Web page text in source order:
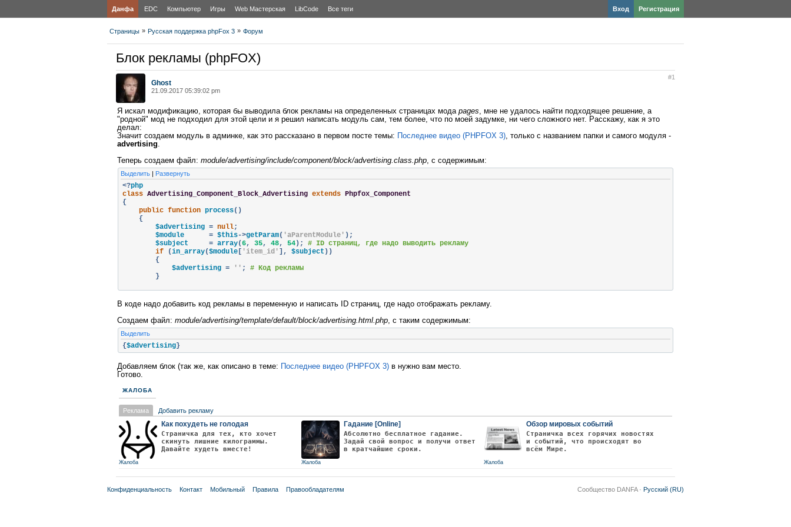
Данфа EDC Компьютер Игры Web Мастерская LibCode Все теги Регистрация
Вход
Страницы » Русская поддержка phpFox 3 » Форум
Блок рекламы (phpFOX)
Ghost
21.09.2017 05:39:02 pm
#1
Я искал модификацию, которая бы выводила блок рекламы на определенных страницах мода pages, мне не удалось найти подходящее решение, а
"родной" мод не подходил для этой цели и я решил написать модуль сам, тем более, что по моей задумке, ни чего сложного нет. Расскажу, как я это
делал:
Значит создаем модуль в админке, как это рассказано в первом посте темы: Последнее видео (PHPFOX 3), только с названием папки и самого модуля -
advertising.
Теперь создаем файл: module/advertising/include/component/block/advertising.class.php, с содержимым:
Выделить | Развернуть
<?
class Advertising_Component_Block_Advertising extends Phpfox_Component
{
public function process()
{
$advertising = null;
$module = $this->getParam( 'aParentModule' );
$subject = array(6, 35, 48, 54);
# ID страниц, где надо выводить рекламу
if
(in_array($module [ 'item_id' ], $subject ))
{
$advertising = '' ;
# Код рекламы
}
if (empty($advertising))
{
false
}
$this
'sHeader'
'advertising'
=> $advertising
);
}
}
В коде надо добавить код рекламы в переменную и написать ID страниц, где надо отображать рекламу.
Создаем файл: module/advertising/template/default/block/advertising.html.php, с таким содержимым:
Выделить
{$advertising}
Добавляем блок (так же, как описано в теме: Последнее видео (PHPFOX 3) в нужно вам место.
Готово.
ЖАЛОБА
Реклама Добавить рекламу
Как похудеть не голодая
Страничка для тех, кто хочет
скинуть лишние килограммы.
Давайте худеть вместе!
Жалоба
Гадание [Online]
Абсолютно бесплатное гадание.
Задай свой вопрос и получи ответ
в кратчайшие сроки.
Жалоба
Обзор мировых событий
Страничка всех горячих новостях
и событий, что происходят во
всём Мире.
Жалоба
Конфиденциальность Контакт Мобильный Правила Правообладателям Сообщество DANFA · Русский (RU)